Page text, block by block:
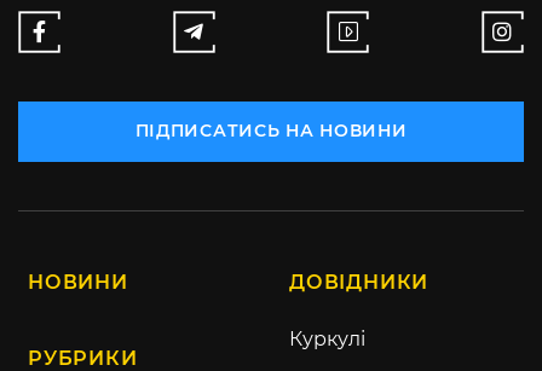
ПІДПИСАТИСЬ НА НОВИНИ
НОВИНИ
РУБРИКИ
ДОВІДНИКИ
Куркулі